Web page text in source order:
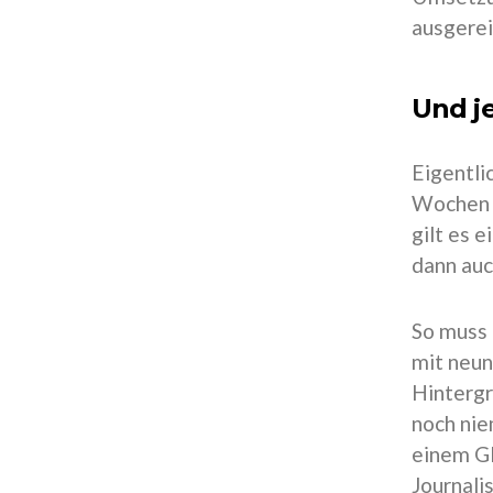
Und
gilt es
dann
So
mit
noch
einem